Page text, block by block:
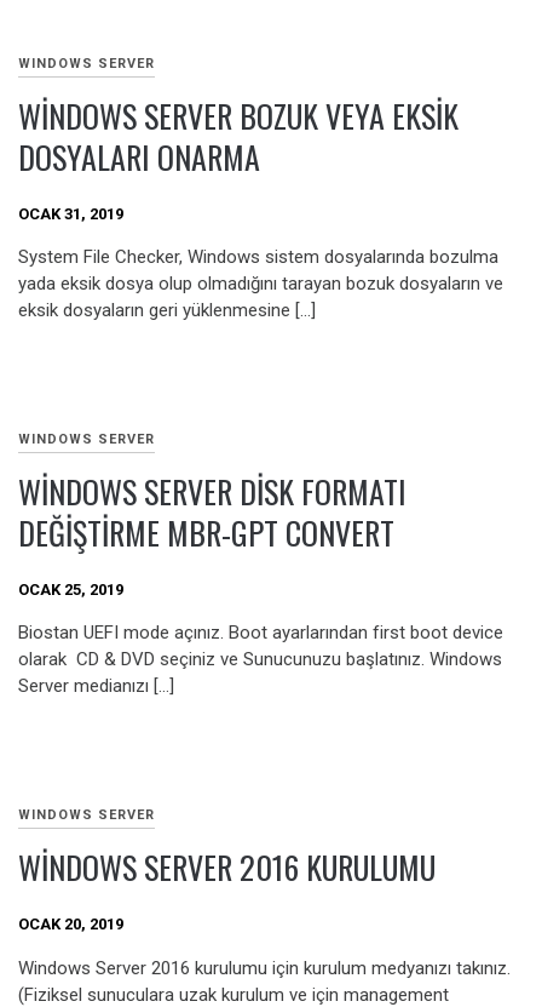
WINDOWS SERVER
WINDOWS SERVER BOZUK VEYA EKSIK
DOSYALARI ONARMA
OCAK 31, 2019
System File Checker, Windows sistem dosyalarında bozulma
yada eksik dosya olup olmadığını tarayan bozuk dosyaların ve
eksik dosyaların geri yüklenmesine […]
WINDOWS SERVER
WINDOWS SERVER DISK FORMATI
DEĞIŞTIRME MBR-GPT CONVERT
OCAK 25, 2019
Biostan UEFI mode açınız. Boot ayarlarından first boot device
olarak CD & DVD seçiniz ve Sunucunuzu başlatınız. Windows
Server medianızı […]
WINDOWS SERVER
WINDOWS SERVER 2016 KURULUMU
OCAK 20, 2019
Windows Server 2016 kurulumu için kurulum medyanızı takınız.
(Fiziksel sunuculara uzak kurulum ve için management